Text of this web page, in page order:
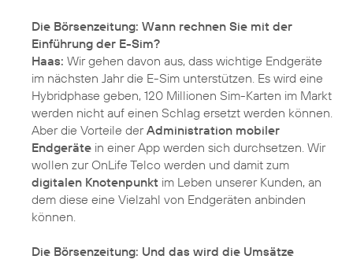
Die Börsenzeitung: Wann rechnen Sie mit der
Einführung der E-Sim?
Haas: Wir gehen davon aus, dass wichtige Endgeräte
im nächsten Jahr die E-Sim unterstützen. Es wird eine
Hybridphase geben, 120 Millionen Sim-Karten im Markt
werden nicht auf einen Schlag ersetzt werden können.
Aber die Vorteile derAdministration mobiler
Endgeräte in einer App werden sich durchsetzen. Wir
wollen zur OnLife Telco werden und damit zum
digitalen Knotenpunkt im Leben unserer Kunden, an
dem diese eine Vielzahl von Endgeräten anbinden
können.
Die Börsenzeitung: Und das wird die Umsätze